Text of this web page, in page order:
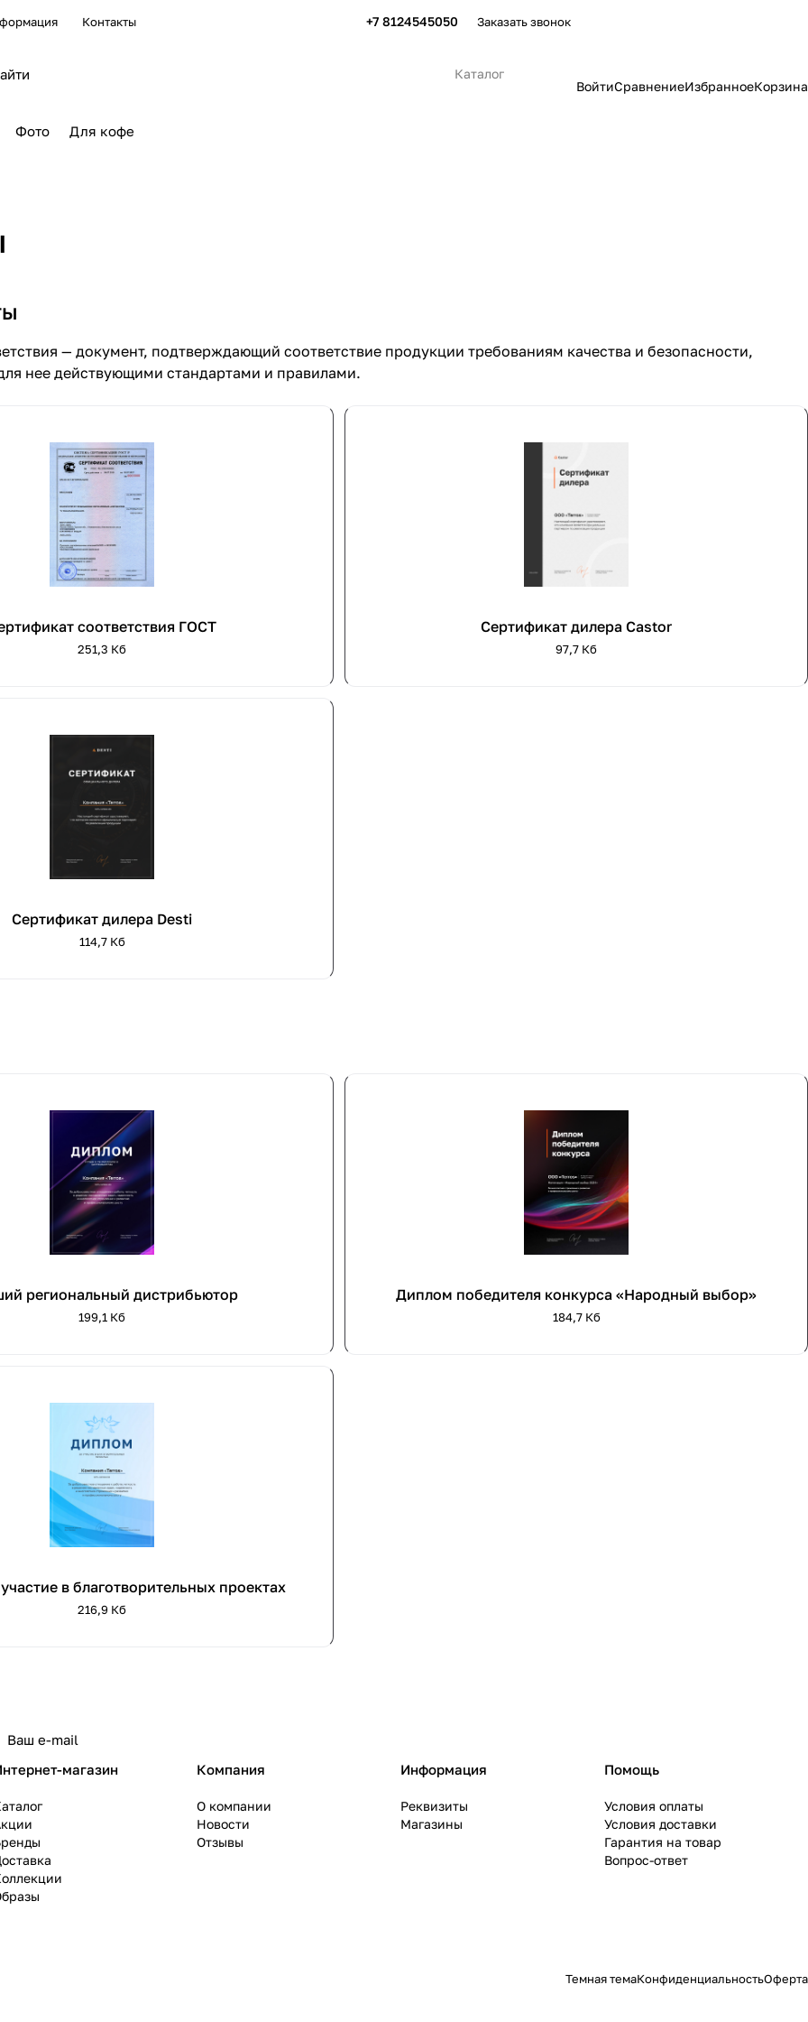
Контакты +7 8124545050 Заказать звонок
Каталог
ВойтиСравнениеИзбранноеКорзина
Фото Для кофе
— документ, подтверждающий соответствие продукции требованиям качества и безопасности,
нее действующими стандартами и правилами.
соответствия ГОСТ
251,3 Кб
Сертификат дилера Castor
97,7 Кб
Сертификат дилера Desti
114,7 Кб
региональный дистрибьютор
199,1 Кб
Диплом победителя конкурса «Народный выбор»
184,7 Кб
в благотворительных проектах
216,9 Кб
магазин Компания
О компании
Новости
Отзывы
Информация
Реквизиты
Магазины
Помощь
Условия оплаты
Условия доставки
Гарантия на товар
Вопрос-ответ
Темная темаКонфиденциальностьОферта